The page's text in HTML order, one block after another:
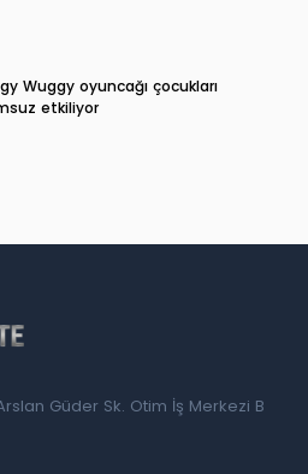
Wuggy oyuncağı çocukları
etkiliyor
Güder Sk. Otim İş Merkezi B